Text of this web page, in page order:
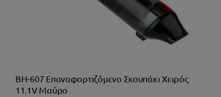
BH-607 Επαναφορτιζόμενο Σκουπάκι Χειρός
11.1V Μαύρο